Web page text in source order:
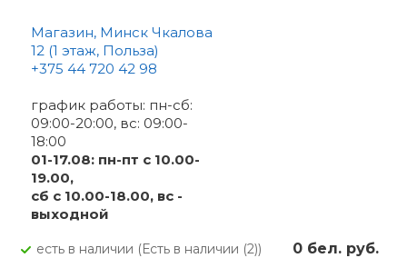
Магазин, Минск Чкалова
12 (1 этаж, Польза)
+375 44 720 42 98
график работы: пн-сб:
09:00-20:00, вс: 09:00-
18:00
01-17.08: пн-пт с 10.00-
19.00,
сб с 10.00-18.00, вс -
выходной
Есть в наличии (Есть в наличии (2)) 0 бел. руб.